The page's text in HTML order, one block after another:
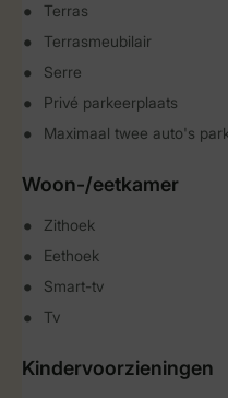
Terras
Terrasmeubilair
Serre
Privé parkeerplaats
Maximaal twee auto's
Woon-/eetkamer
Zithoek
Eethoek
Smart-tv
Tv
Kindervoorzieningen